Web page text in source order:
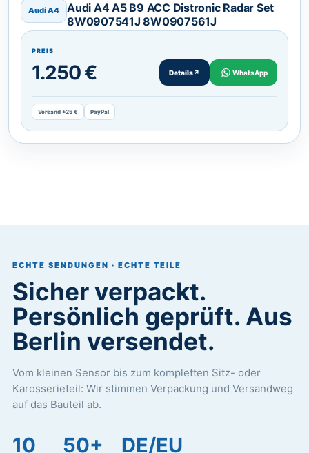
Audi A4
Audi A4 A5 B9 ACC Distronic Radar Set
8W0907541J 8W0907561J
PREIS
1.250 € Details↗ WhatsApp
Versand +25 € PayPal
ECHTE SENDUNGEN · ECHTE TEILE
Sicher verpackt.
Persönlich geprüft. Aus
Berlin versendet.
Vom kleinen Sensor bis zum kompletten Sitz- oder
Karosserieteil: Wir stimmen Verpackung und Versandweg
auf das Bauteil ab.
10 50+ DE/EU